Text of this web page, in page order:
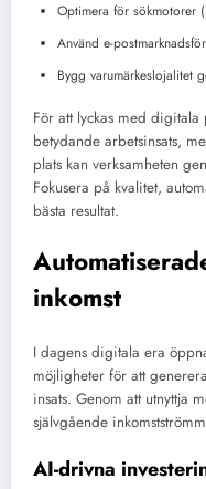
Optimera för sökmotorer
Använd e-
Bygg varumärkeslojalitet
För att lyckas med
betydande arbetsinsats,
plats kan verksamheten
Fokusera på kvalitet,
bästa resultat.
inkomst
I dagens digitala era
möjligheter för att
insats. Genom att utnyttja
självgående
AI-drivna